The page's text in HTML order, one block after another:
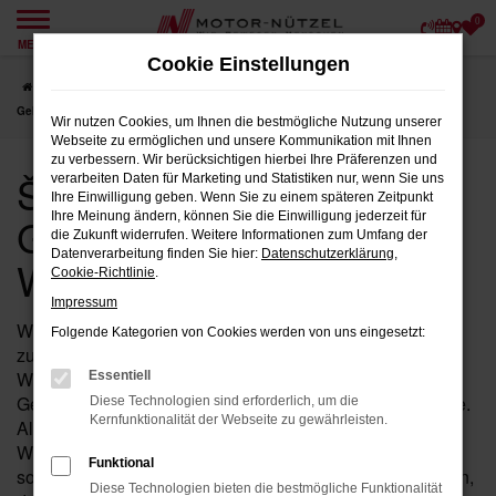
Zum
springen
MENÜ
0
Gebrauchtwagen für Weiden
Škoda Karoq
Gebrauchtwagen für
Weiden
Wenn Sie in der Nähe von Weiden nach einem
zuverlässigen Fahrzeug suchen, das Ihnen Qualität und
Wertigkeit bietet, dann ist ein Karoq von Škoda als
Gebrauchtwagen bei Motor-Nützel die ideale Wahl für Sie.
Als Ihr erfahrenes Škoda Autohaus in der Nähe von
Weiden seit über 90 Jahren, bieten wir Ihnen eine
sorgfältig ausgewählte Palette an Karoq Gebrauchtwagen,
Cookie Einstellungen
Wir nutzen Cookies, um Ihnen die bestmögliche Nutzung unserer
Webseite zu ermöglichen und unsere Kommunikation mit Ihnen
zu verbessern. Wir berücksichtigen hierbei Ihre Präferenzen und
verarbeiten Daten für Marketing und Statistiken nur, wenn Sie uns
Ihre Einwilligung geben. Wenn Sie zu einem späteren Zeitpunkt
Ihre Meinung ändern, können Sie die Einwilligung jederzeit für
die Zukunft widerrufen. Weitere Informationen zum Umfang der
Datenverarbeitung finden Sie hier: Datenschutzerklärung,
Cookie-Richtlinie.
Impressum
Folgende Kategorien von Cookies werden von uns eingesetzt:
Essentiell
Diese Technologien sind erforderlich, um die
Kernfunktionalität der Webseite zu gewährleisten.
Funktional
Diese Technologien bieten die bestmögliche Funktionalität